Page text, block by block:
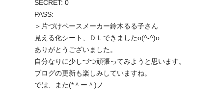
SECRET: 0
PASS:
＞片づけペースメーカー鈴木るる子さん
見える化シート、ＤＬできましたo(^-^)o
ありがとうございました。
自分なりに少しづつ頑張ってみようと思います。
ブログの更新も楽しみしていますね。
では、また(*＾ー＾)ノ